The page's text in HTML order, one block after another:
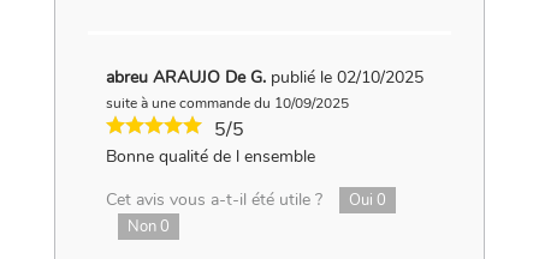
abreu ARAUJO De G. publié le 02/10/2025
suite à une commande du 10/09/2025
5/5
Bonne qualité de l ensemble
Cet avis vous a-t-il été utile ?
Oui 0
Non0